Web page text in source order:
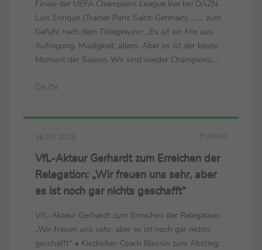
Finale der UEFA Champions League live bei DAZN.
Luis Enrique (Trainer Paris Saint-Germain) ... … zum
Gefühl nach dem Titelgewinn: „Es ist ein Mix aus
Aufregung, Müdigkeit, allem. Aber es ist der beste
Moment der Saison. Wir sind wieder Champions,
haben es wegen unserer Fans verdient. Wir ...
DAZN
16.05.2026 Fußball
VfL-Akteur Gerhardt zum Erreichen der
Relegation: „Wir freuen uns sehr, aber
es ist noch gar nichts geschafft“
VfL-Akteur Gerhardt zum Erreichen der Relegation:
„Wir freuen uns sehr, aber es ist noch gar nichts
geschafft“ • Kiezkicker-Coach Blessin zum Abstieg: